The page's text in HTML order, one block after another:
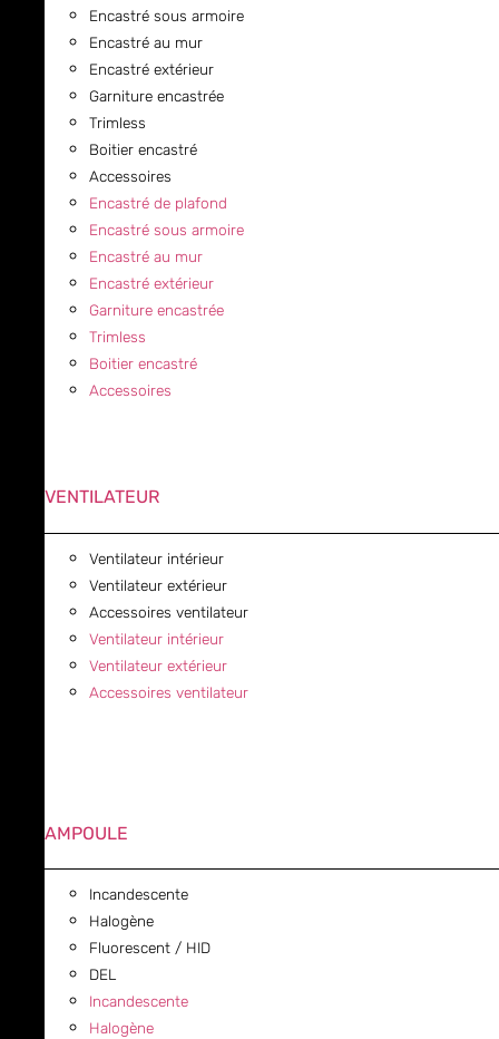
Encastré sous armoire
Encastré au mur
Encastré extérieur
Garniture encastrée
Trimless
Boitier encastré
Accessoires
Encastré de plafond
Encastré sous armoire
Encastré au mur
Encastré extérieur
Garniture encastrée
Trimless
Boitier encastré
Accessoires
VENTILATEUR
Ventilateur intérieur
Ventilateur extérieur
Accessoires ventilateur
Ventilateur intérieur
Ventilateur extérieur
Accessoires ventilateur
AMPOULE
Incandescente
Halogène
Fluorescent / HID
DEL
Incandescente
Halogène